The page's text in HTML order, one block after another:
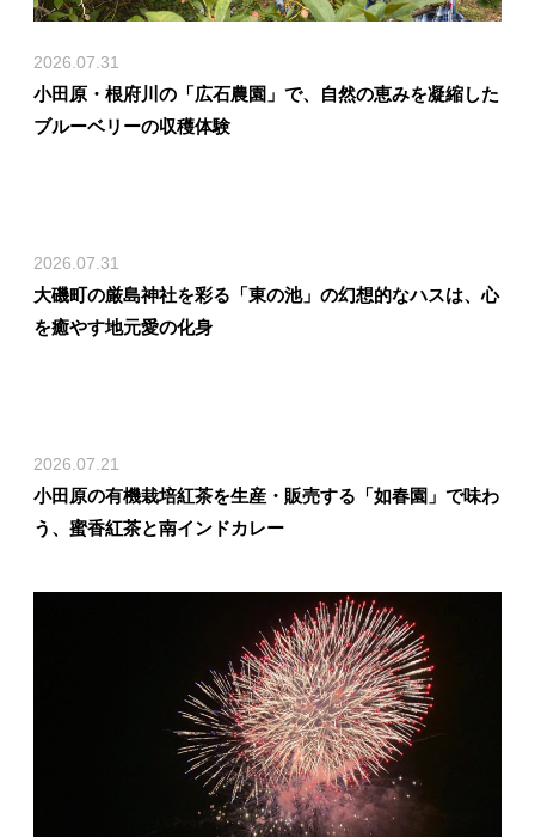
2026.07.31
小田原・根府川の「広石農園」で、自然の恵みを凝縮した
ブルーベリーの収穫体験
2026.07.31
大磯町の厳島神社を彩る「東の池」の幻想的なハスは、心
を癒やす地元愛の化身
2026.07.21
小田原の有機栽培紅茶を生産・販売する「如春園」で味わ
う、蜜香紅茶と南インドカレー